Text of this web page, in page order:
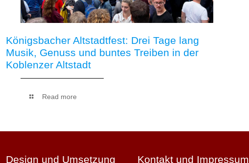
Königsbacher Altstadtfest: Drei Tage lang
Musik, Genuss und buntes Treiben in der
Koblenzer Altstadt
Read more
Design und Umsetzung Kontakt und Impressum